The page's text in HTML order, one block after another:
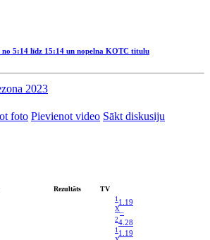
no 5:14 līdz 15:14 un nopelna KOTC titulu
2023
foto Pievienot video Sākt diskusiju
Rezultāts TV
1 1.19
X–
24.28
1 1.19